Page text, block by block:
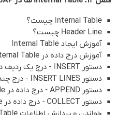
Internal Table چیست؟
Header Line چیست؟
آموزش ایجاد Internal Table
آموزش درج داده در Internal Table
دستور INSERT - درج یک ردیف در Internal Table
دستور INSERT LINES - درج چند ردیف در Internal Table
دستور APPEND - درج داده در Internal Table
دستور COLLECT - درج داده در Internal Table